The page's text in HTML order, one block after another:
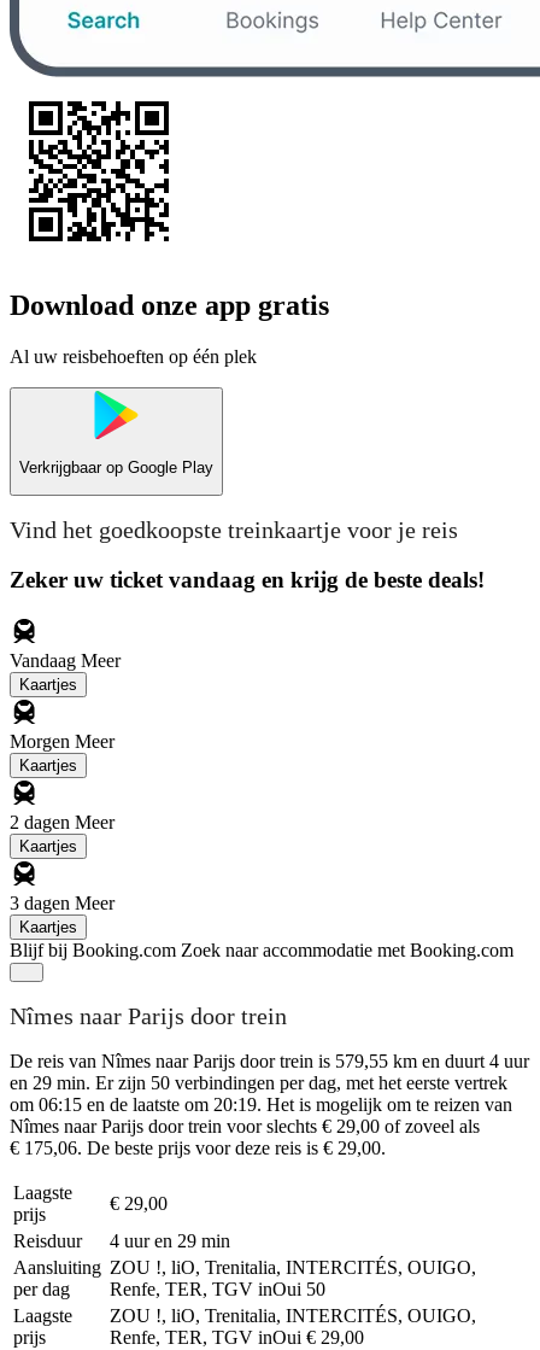
Download onze app gratis
Al uw reisbehoeften op één plek
Verkrijgbaar op Google Play
Vind het goedkoopste treinkaartje voor je reis
Zeker uw ticket vandaag en krijg de beste deals!
Vandaag Meer
Kaartjes
Morgen Meer
Kaartjes
2 dagen Meer
Kaartjes
3 dagen Meer
Kaartjes
Blijf bij Booking.com Zoek naar accommodatie met Booking.com
Nîmes naar Parijs door trein
De reis van Nîmes naar Parijs door trein is 579,55 km en duurt 4 uur
en 29 min. Er zijn 50 verbindingen per dag, met het eerste vertrek
om 06:15 en de laatste om 20:19. Het is mogelijk om te reizen van
Nîmes naar Parijs door trein voor slechts € 29,00 of zoveel als
€ 175,06. De beste prijs voor deze reis is € 29,00.
Laagste
prijs
€ 29,00
Reisduur
4 uur en 29 min
Aansluiting
per dag
ZOU !, liO, Trenitalia, INTERCITÉS, OUIGO,
Renfe, TER, TGV inOui 50
Laagste
prijs
ZOU !, liO, Trenitalia, INTERCITÉS, OUIGO,
Renfe, TER, TGV inOui € 29,00